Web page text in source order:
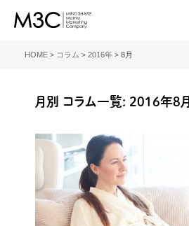
ンドシェア・ママ・マー
HOME > コラム > 2016年 > 8月
月別 コラム一覧: 2016年8月